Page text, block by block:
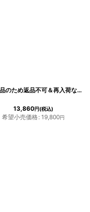
[SALE品のため返品不可＆再入荷なしの現品限り][ERUKEI]ツイード・チェック・ポイントフリンジ・切り替え・タイト・ミニドレス・ワンピース[黒木麗奈着用][送料無料]
13,860円(税込)
希望小売価格: 19,800円